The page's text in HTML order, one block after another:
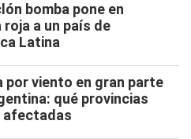
bomba pone en
a un país de
Latina
por viento en gran parte
qué provincias
afectadas